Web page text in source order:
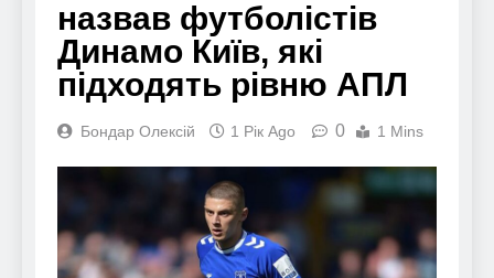
назвав футболістів
Динамо Київ, які
підходять рівню АПЛ
Бондар Олексій 1 Рік Ago 0 1 Mins